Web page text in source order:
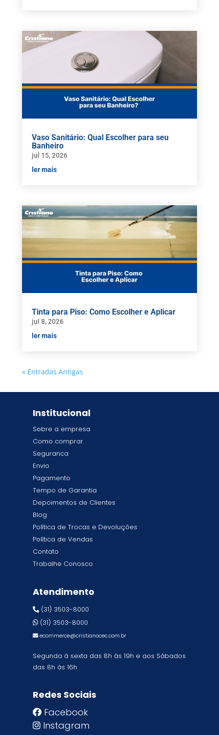
Vaso Sanitário: Qual Escolher para seu
Banheiro
jul 15, 2026
ler mais
Tinta para Piso: Como Escolher e Aplicar
jul 8, 2026
ler mais
« Entradas Antigas
Institucional
Sobre a empresa
Como comprar
Seguranca
Envio
Pagamento
Tempo de Garantia
Depoimentos de Clientes
Blog
Política de Trocas e Devoluções
Política de Vendas
Contato
Trabalhe Conosco
Atendimento
(31) 3503-8000
(31) 3503-8000
ecommerce@cristianocec.com.br
Segunda à sexta das 8h às 19h e aos Sábados
das 8h às 16h
Redes Sociais
Facebook
Instagram